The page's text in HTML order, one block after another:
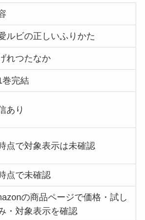
ルビの正しいふりかた
れつたなか
巻完結
あり
点で対象表示は未確認
点で未確認
の商品ページで価格・試し
・対象表示を確認